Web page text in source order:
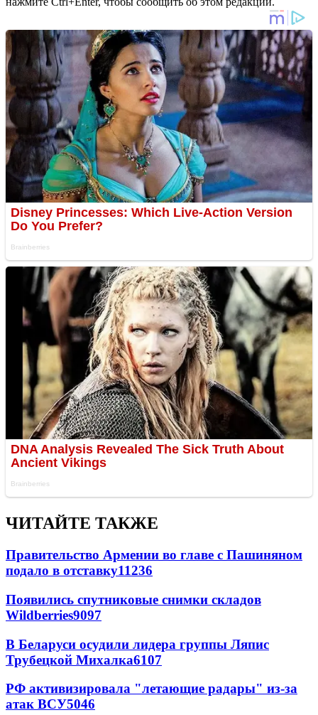
ЧИТАЙТЕ ТАКЖЕ
Правительство Армении во главе с Пашиняном
подало в отставку11236
Появились спутниковые снимки складов
Wildberries9097
В Беларуси осудили лидера группы Ляпис
Трубецкой Михалка6107
РФ активизировала "летающие радары" из-за
атак ВСУ5046